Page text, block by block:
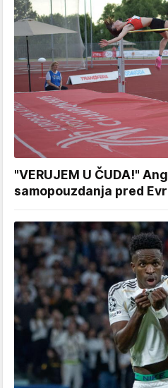
"VERUJEM U ČUDA!"
samopouzdanja pred